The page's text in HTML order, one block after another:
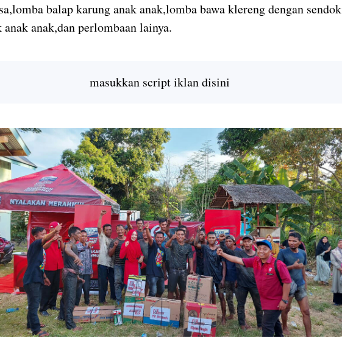
balap karung anak anak,lomba bawa klereng dengan sendok
anak anak,dan perlombaan lainya.
masukkan script iklan disini